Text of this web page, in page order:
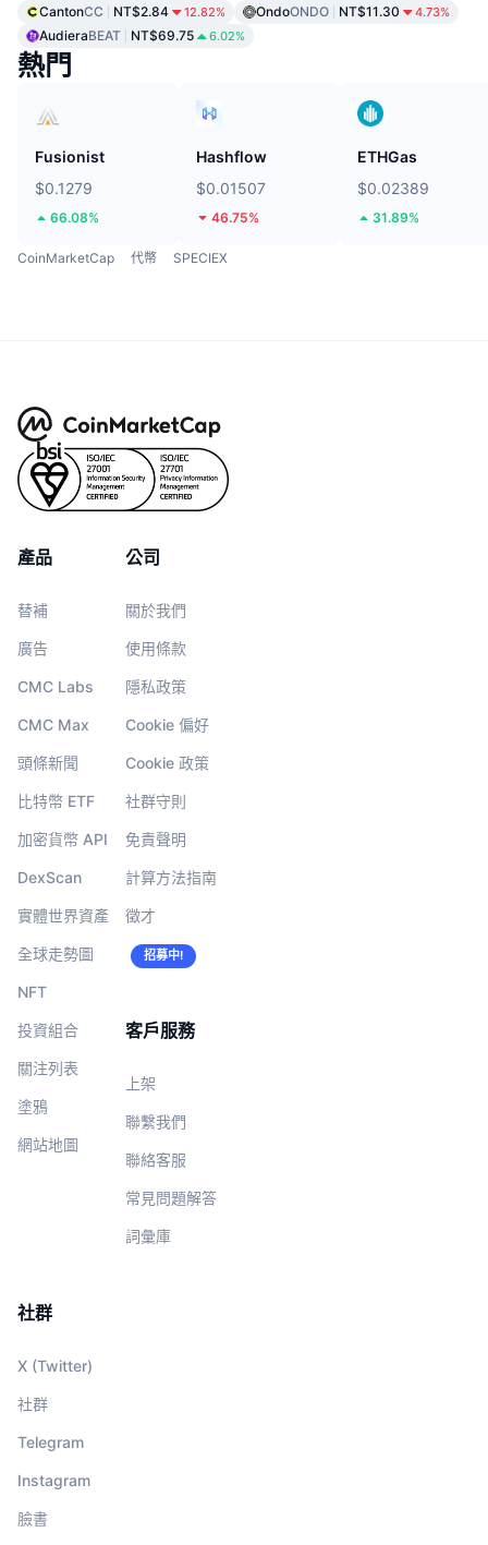
CantonCC NT$2.84 12.82% OndoONDO NT$11.30 4.73%
AudieraBEAT NT$69.75 6.02%
熱門
Fusionist
$0.1279
66.08%
Hashflow
$0.01507
46.75%
ETHGas
$0.02389
31.89%
CoinMarketCap 代幣 SPECIEX
產品
替補
廣告
CMC Labs
CMC Max
頭條新聞
比特幣 ETF
加密貨幣 API
DexScan
實體世界資產
全球走勢圖
NFT
投資組合
關注列表
塗鴉
網站地圖
公司
關於我們
使用條款
隱私政策
Cookie 偏好
Cookie 政策
社群守則
免責聲明
計算方法指南
徵才
招募中!
客戶服務
上架
聯繫我們
聯絡客服
常見問題解答
詞彙庫
社群
X (Twitter)
社群
Telegram
Instagram
臉書